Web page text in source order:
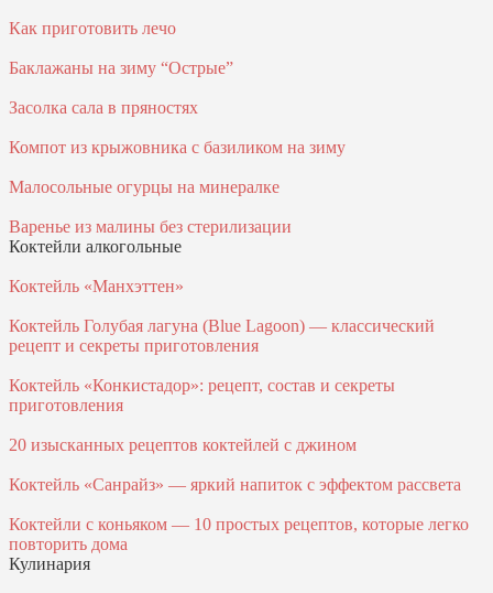
Как приготовить лечо
Баклажаны на зиму “Острые”
Засолка сала в пряностях
Компот из крыжовника с базиликом на зиму
Малосольные огурцы на минералке
Варенье из малины без стерилизации
Коктейли алкогольные
Коктейль «Манхэттен»
Коктейль Голубая лагуна (Blue Lagoon) — классический
рецепт и секреты приготовления
Коктейль «Конкистадор»: рецепт, состав и секреты
приготовления
20 изысканных рецептов коктейлей с джином
Коктейль «Санрайз» — яркий напиток с эффектом рассвета
Коктейли с коньяком — 10 простых рецептов, которые легко
повторить дома
Кулинария